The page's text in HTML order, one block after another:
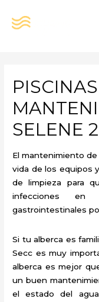
SELENE
El mantenimiento de
vida de los equipos
de limpieza para
infecciones en
gastrointestinales
Si tu alberca es
Secc es muy
alberca es mejor
un buen
el estado del